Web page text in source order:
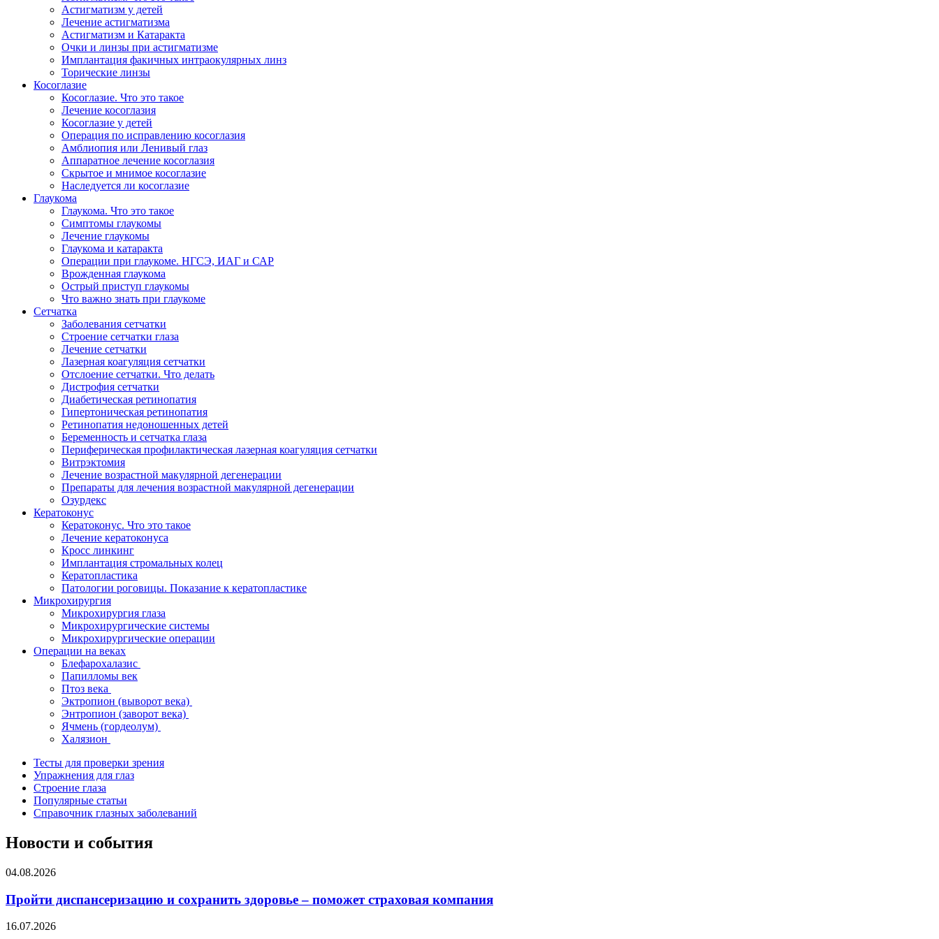
Астигматизм у детей
Лечение астигматизма
Астигматизм и Катаракта
Очки и линзы при астигматизме
Имплантация факичных интраокулярных линз
Торические линзы
Косоглазие
Косоглазие. Что это такое
Лечение косоглазия
Косоглазие у детей
Операция по исправлению косоглазия
Амблиопия или Ленивый глаз
Аппаратное лечение косоглазия
Скрытое и мнимое косоглазие
Наследуется ли косоглазие
Глаукома
Глаукома. Что это такое
Симптомы глаукомы
Лечение глаукомы
Глаукома и катаракта
Операции при глаукоме. НГСЭ, ИАГ и САР
Врожденная глаукома
Острый приступ глаукомы
Что важно знать при глаукоме
Сетчатка
Заболевания сетчатки
Строение сетчатки глаза
Лечение сетчатки
Лазерная коагуляция сетчатки
Отслоение сетчатки. Что делать
Дистрофия сетчатки
Диабетическая ретинопатия
Гипертоническая ретинопатия
Ретинопатия недоношенных детей
Беременность и сетчатка глаза
Периферическая профилактическая лазерная коагуляция сетчатки
Витрэктомия
Лечение возрастной макулярной дегенерации
Препараты для лечения возрастной макулярной дегенерации
Озурдекс
Кератоконус
Кератоконус. Что это такое
Лечение кератоконуса
Кросс линкинг
Имплантация стромальных колец
Кератопластика
Патологии роговицы. Показание к кератопластике
Микрохирургия
Микрохирургия глаза
Микрохирургические системы
Микрохирургические операции
Операции на веках
Блефарохалазис
Папилломы век
Птоз века
Эктропион (выворот века)
Энтропион (заворот века)
Ячмень (гордеолум)
Халязион
Тесты для проверки зрения
Упражнения для глаз
Строение глаза
Популярные статьи
Справочник глазных заболеваний
Новости и события
04.08.2026
Пройти диспансеризацию и сохранить здоровье – поможет страховая компания
16.07.2026